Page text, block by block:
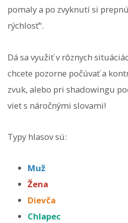
pomaly a po zvyknutí si
rýchlosť“.
Dá sa využiť v rôznych
chcete pozorne počúvať a
zvuk, alebo pri shadowingu
viet s náročnými slovami!
Typy hlasov sú:
Muž
Žena
Dievča
Chlapec